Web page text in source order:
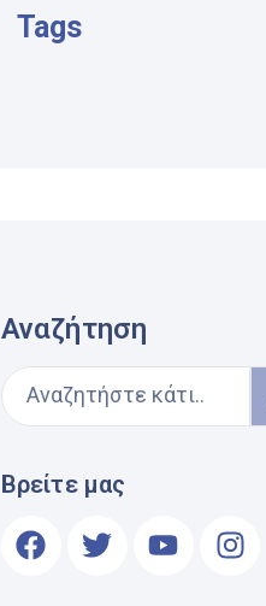
Tags
Αναζήτηση
Βρείτε μας